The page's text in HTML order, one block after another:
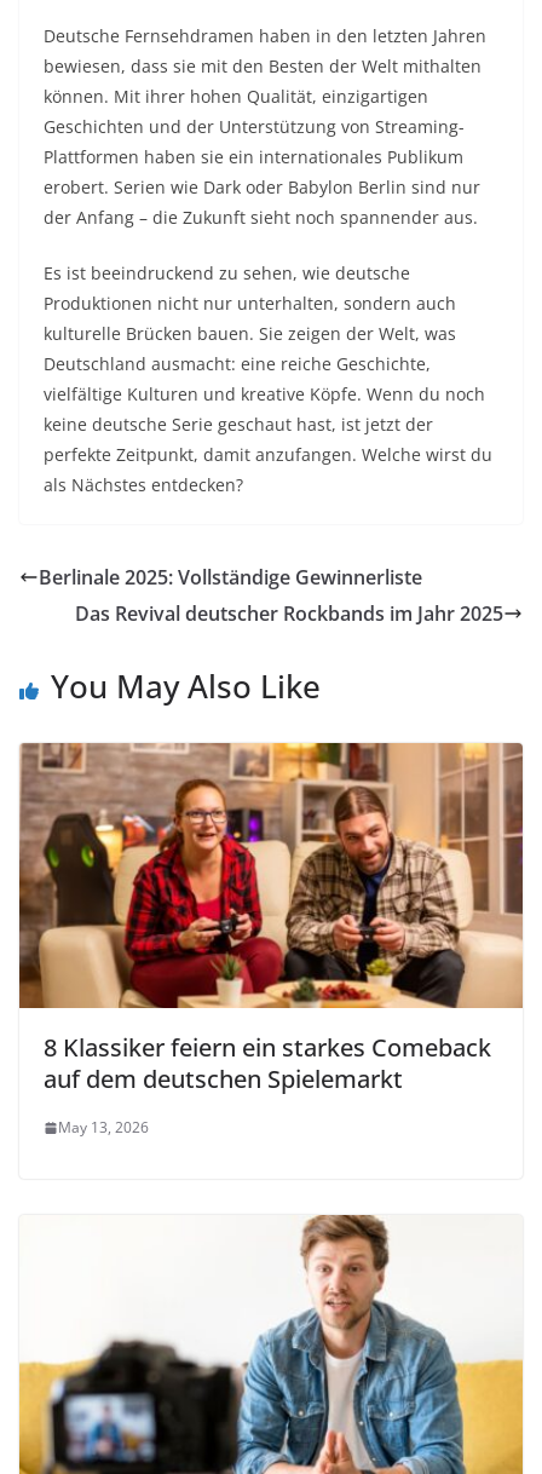
Deutsche Fernsehdramen haben in den letzten Jahren
bewiesen, dass sie mit den Besten der Welt mithalten
können. Mit ihrer hohen Qualität, einzigartigen
Geschichten und der Unterstützung von Streaming-
Plattformen haben sie ein internationales Publikum
erobert. Serien wie Dark oder Babylon Berlin sind nur
der Anfang – die Zukunft sieht noch spannender aus.
Es ist beeindruckend zu sehen, wie deutsche
Produktionen nicht nur unterhalten, sondern auch
kulturelle Brücken bauen. Sie zeigen der Welt, was
Deutschland ausmacht: eine reiche Geschichte,
vielfältige Kulturen und kreative Köpfe. Wenn du noch
keine deutsche Serie geschaut hast, ist jetzt der
perfekte Zeitpunkt, damit anzufangen. Welche wirst du
als Nächstes entdecken?
Berlinale 2025: Vollständige Gewinnerliste
Das Revival deutscher Rockbands im Jahr 2025
You May Also Like
8 Klassiker feiern ein starkes Comeback
auf dem deutschen Spielemarkt
May 13, 2026